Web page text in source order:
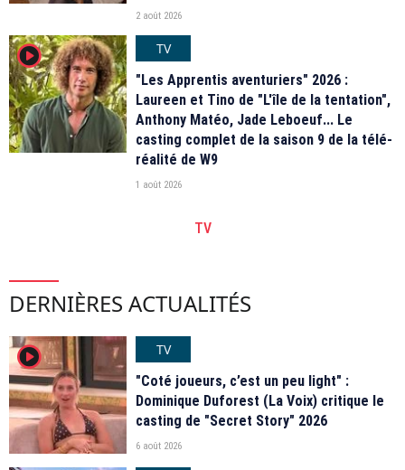
2 août 2026
player2
TV
"Les Apprentis aventuriers" 2026 :
Laureen et Tino de "L'île de la tentation",
Anthony Matéo, Jade Leboeuf... Le
casting complet de la saison 9 de la télé-
réalité de W9
1 août 2026
TV
DERNIÈRES ACTUALITÉS
player2
TV
"Coté joueurs, c’est un peu light" :
Dominique Duforest (La Voix) critique le
casting de "Secret Story" 2026
6 août 2026